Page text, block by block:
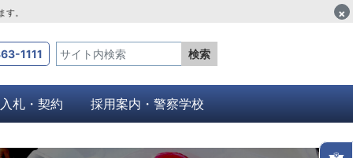
1111 検索
。 ×
入札・契約 採用案内・警察学校